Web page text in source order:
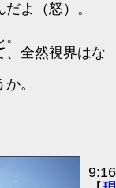
よ（怒）。
、全然視界はな
。